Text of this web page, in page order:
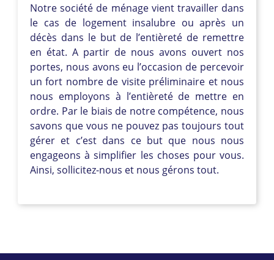
Notre société de ménage vient travailler dans
le cas de logement insalubre ou après un
décès dans le but de l’entièreté de remettre
en état. A partir de nous avons ouvert nos
portes, nous avons eu l’occasion de percevoir
un fort nombre de visite préliminaire et nous
nous employons à l’entièreté de mettre en
ordre. Par le biais de notre compétence, nous
savons que vous ne pouvez pas toujours tout
gérer et c’est dans ce but que nous nous
engageons à simplifier les choses pour vous.
Ainsi, sollicitez-nous et nous gérons tout.